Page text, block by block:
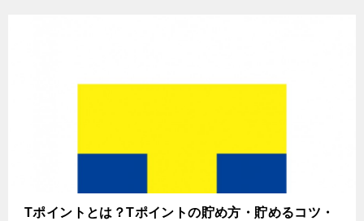
Tポイントとは？Tポイントの貯め方・貯めるコツ・